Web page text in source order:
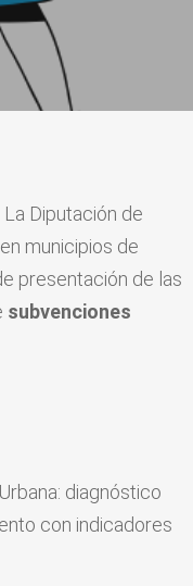
Diputación de
municipios de
presentación de las
subvenciones
diagnóstico
con indicadores